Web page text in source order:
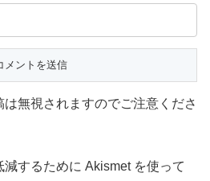
無視されますのでご注意くださ
するために Akismet を使って